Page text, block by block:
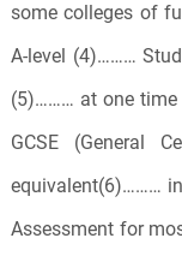
some colleges of
A-level (4)………
(5)……… at one time
GCSE (General
equivalent(6)………
Assessment for